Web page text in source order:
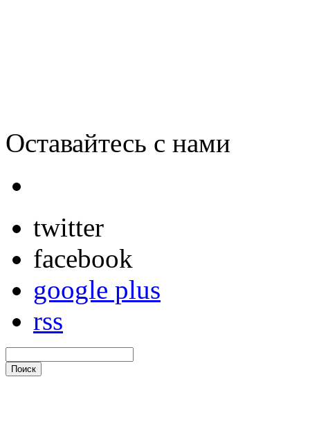
Оставайтесь с нами
twitter
facebook
google plus
rss